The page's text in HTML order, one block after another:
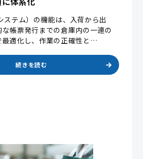
ステム）の機能は、入荷から出
帳票発行までの倉庫内の一連の
最適化し、作業の正確性と…
続きを読む